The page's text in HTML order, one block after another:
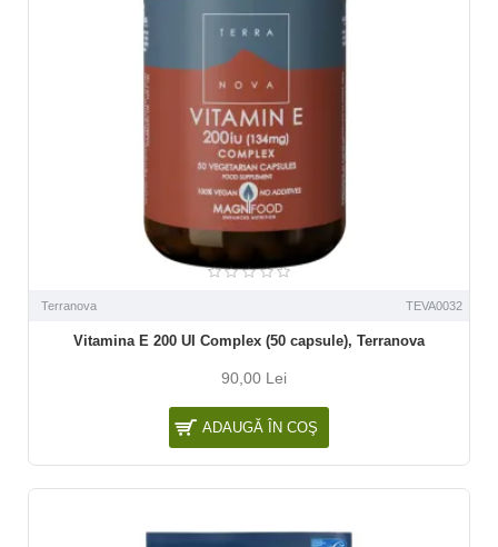
Terranova TEVA0032
Vitamina E 200 UI Complex (50 capsule), Terranova
90,00 Lei
ADAUGĂ ÎN COŞ